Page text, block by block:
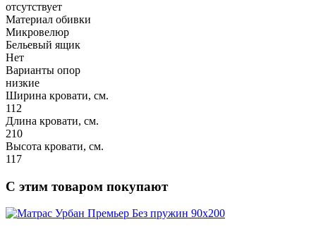
отсутствует
Материал обивки
Микровелюр
Бельевый ящик
Нет
Варианты опор
низкие
Ширина кровати, см.
112
Длина кровати, см.
210
Высота кровати, см.
117
С этим товаром покупают